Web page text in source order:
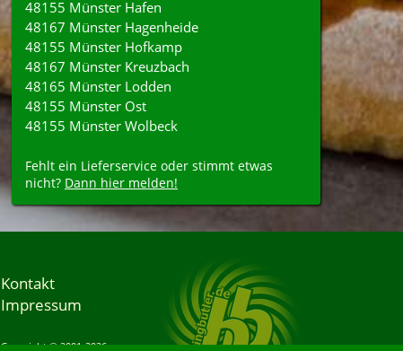
48155 Münster Hafen
48167 Münster Hagenheide
48155 Münster Hofkamp
48167 Münster Kreuzbach
48165 Münster Lodden
48155 Münster Ost
48155 Münster Wolbeck
Fehlt ein Lieferservice oder stimmt etwas
nicht? Dann hier melden!
Kontakt
Impressum
Copyright © 2001-2026